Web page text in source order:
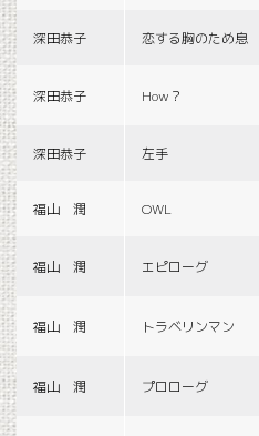
深田恭子 恋する胸のため息
深田恭子 How？
深田恭子 左手
福山 潤 OWL
福山 潤 エピローグ
福山 潤 トラベリンマン
福山 潤 プロローグ